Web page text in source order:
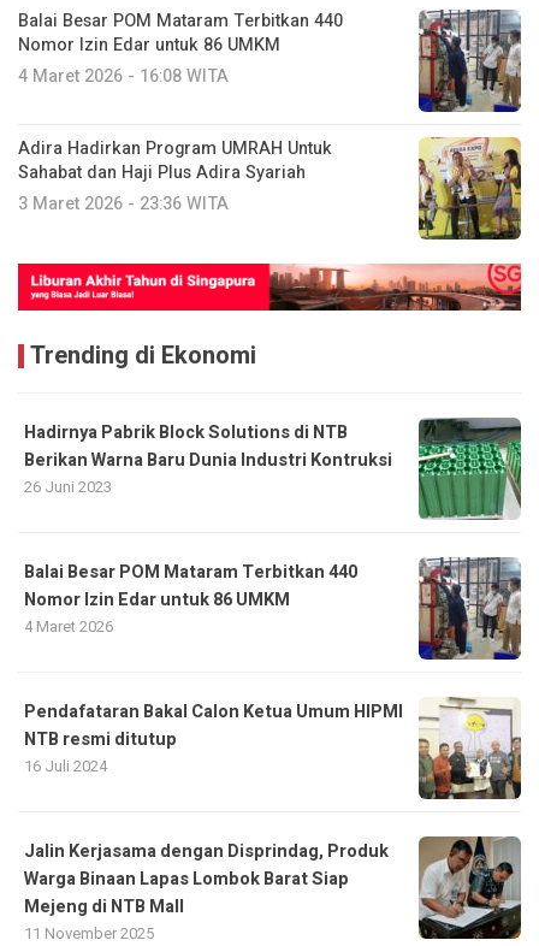
Balai Besar POM Mataram Terbitkan 440
Nomor Izin Edar untuk 86 UMKM
4 Maret 2026 - 16:08 WITA
Adira Hadirkan Program UMRAH Untuk
Sahabat dan Haji Plus Adira Syariah
3 Maret 2026 - 23:36 WITA
Trending di Ekonomi
Hadirnya Pabrik Block Solutions di NTB
Berikan Warna Baru Dunia Industri Kontruksi
26 Juni 2023
Balai Besar POM Mataram Terbitkan 440
Nomor Izin Edar untuk 86 UMKM
4 Maret 2026
Pendafataran Bakal Calon Ketua Umum HIPMI
NTB resmi ditutup
16 Juli 2024
Jalin Kerjasama dengan Disprindag, Produk
Warga Binaan Lapas Lombok Barat Siap
Mejeng di NTB Mall
11 November 2025